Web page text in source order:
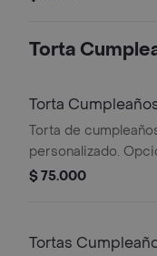
Torta
Torta
Torta de
personalizado.
Milkyway, vino o
$ 75.000
Tortas